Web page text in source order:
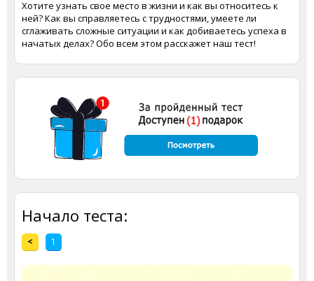
Хотите узнать свое место в жизни и как вы относитесь к
ней? Как вы справляетесь с трудностями, умеете ли
сглаживать сложные ситуации и как добиваетесь успеха в
начатых делах? Обо всем этом расскажет наш тест!
Начало теста:
< 1